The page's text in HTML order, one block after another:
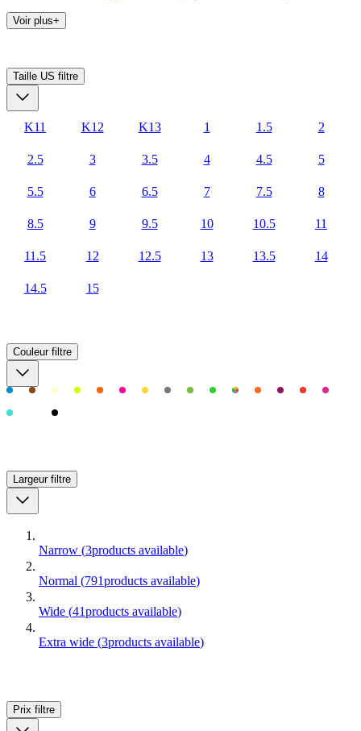
Voir plus+
Taille US filtre
K11 K12 K13 1 1.5 2
2.5 3 3.5 4 4.5 5
5.5 6 6.5 7 7.5 8
8.5 9 9.5 10 10.5 11
11.5 12 12.5 13 13.5 14
14.5 15
Couleur filtre
Largeur filtre
Narrow (3products available)
Normal (791products available)
Wide (41products available)
Extra wide (3products available)
Prix filtre